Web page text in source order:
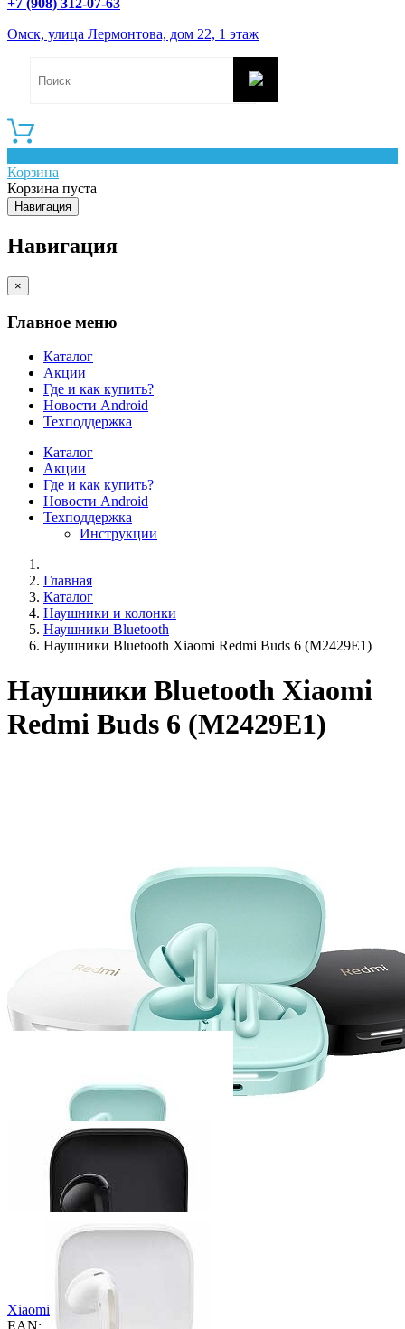
+7 (908) 312-07-63
Омск, улица Лермонтова, дом 22, 1 этаж
Корзина
Корзина пуста
Навигация
Навигация
×
Главное меню
Каталог
Акции
Где и как купить?
Новости Android
Техподдержка
Каталог
Акции
Где и как купить?
Новости Android
Техподдержка
Инструкции
Главная
Каталог
Наушники и колонки
Наушники Bluetooth
Наушники Bluetooth Xiaomi Redmi Buds 6 (M2429E1)
Наушники Bluetooth Xiaomi
Redmi Buds 6 (M2429E1)
Xiaomi